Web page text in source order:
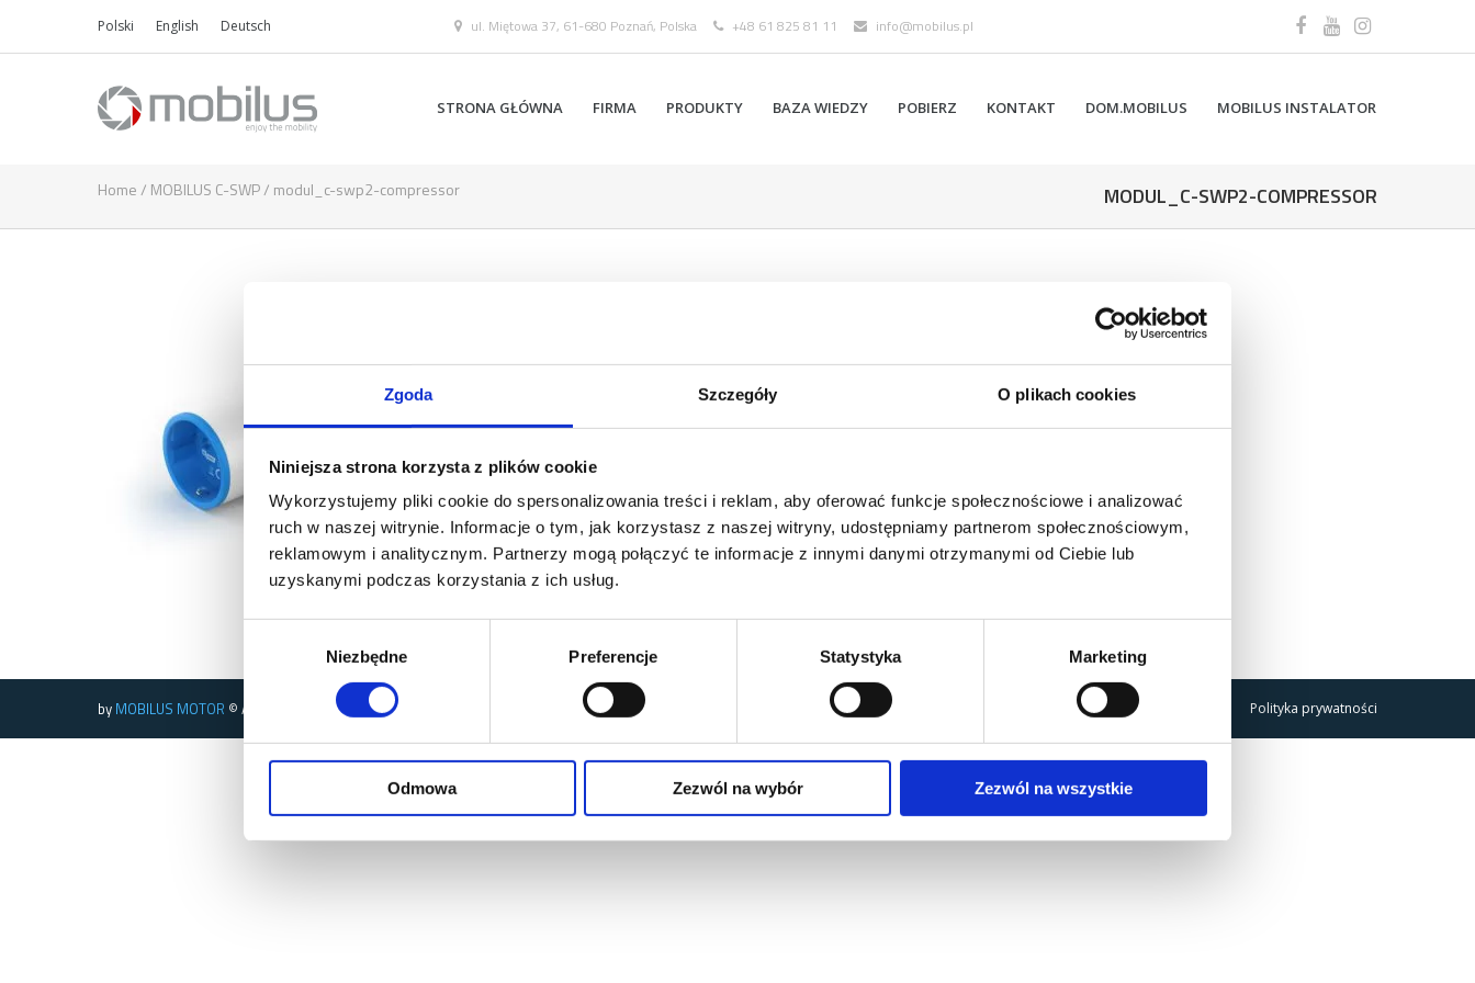
Zgoda Szczegóły O plikach cookies
Niniejsza strona korzysta z plików cookie
Wykorzystujemy pliki cookie do spersonalizowania treści i reklam, aby oferować funkcje społecznościowe i analizować
ruch w naszej witrynie. Informacje o tym, jak korzystasz z naszej witryny, udostępniamy partnerom społecznościowym,
reklamowym i analitycznym. Partnerzy mogą połączyć te informacje z innymi danymi otrzymanymi od Ciebie lub
uzyskanymi podczas korzystania z ich usług.
Niezbędne Preferencje Statystyka Marketing
Odmowa Zezwól na wybór Zezwól na wszystkie
Polski English Deutsch ul. Miętowa 37, 61-680 Poznań, Polska +48 61 825 81 11 info@mobilus.pl
STRONA GŁÓWNA FIRMA PRODUKTY BAZA WIEDZY POBIERZ KONTAKT DOM.MOBILUS MOBILUS INSTALATOR
MODUL_C-SWP2-COMPRESSOR
Home/ MOBILUS C-SWP/ modul_c-swp2-compressor
by MOBILUS MOTOR © All rights reserved Polityka prywatności